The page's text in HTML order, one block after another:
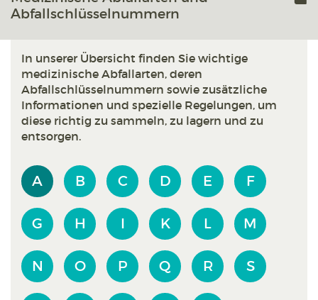
Abfallschlüsselnummern
In unserer Übersicht finden Sie wichtige
medizinische Abfallarten, deren
Abfallschlüsselnummern sowie zusätzliche
Informationen und spezielle Regelungen, um
diese richtig zu sammeln, zu lagern und zu
entsorgen.
A B C D E F
G H I K L M
N O P Q R S